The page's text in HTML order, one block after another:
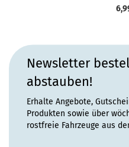
Newsletter
abstauben!
Erhalte Angebote,
Produkten sowie über
rostfreie Fahrzeuge aus